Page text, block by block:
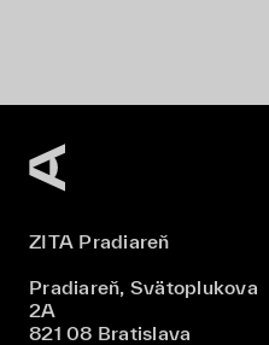
ZITA Pradiareň
Pradiareň, Svätoplukova
2A
821 08 Bratislava